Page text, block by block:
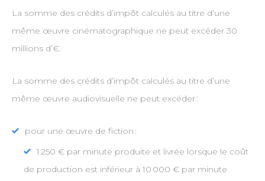
La somme des crédits d’impôt calculés au titre d’une
même œuvre cinématographique ne peut excéder 30
millions d’€.
La somme des crédits d’impôt calculés au titre d’une
même œuvre audiovisuelle ne peut excéder :
pour une œuvre de fiction :
1 250 € par minute produite et livrée lorsque le coût
de production est inférieur à 10 000 € par minute